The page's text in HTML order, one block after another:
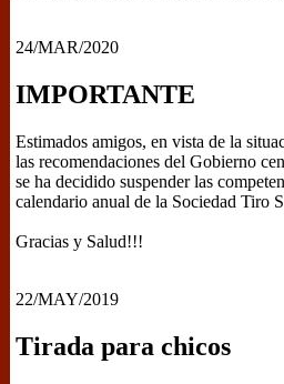
24/MAR/2020
IMPORTANTE
Estimados amigos, en vista de la
las recomendaciones del Gobierno
se ha decidido suspender las
calendario anual de la Sociedad Tiro
Gracias y Salud!!!
22/MAY/2019
Tirada para chicos